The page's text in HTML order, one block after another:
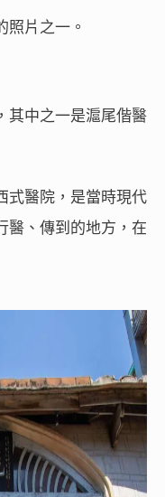
照片之一。
其中之一是滬尾偕醫
式醫院，是當時現代
醫、傳到的地方，在